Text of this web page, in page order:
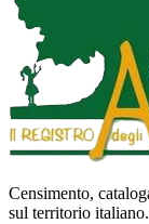
Censimento,
sul territorio italiano.